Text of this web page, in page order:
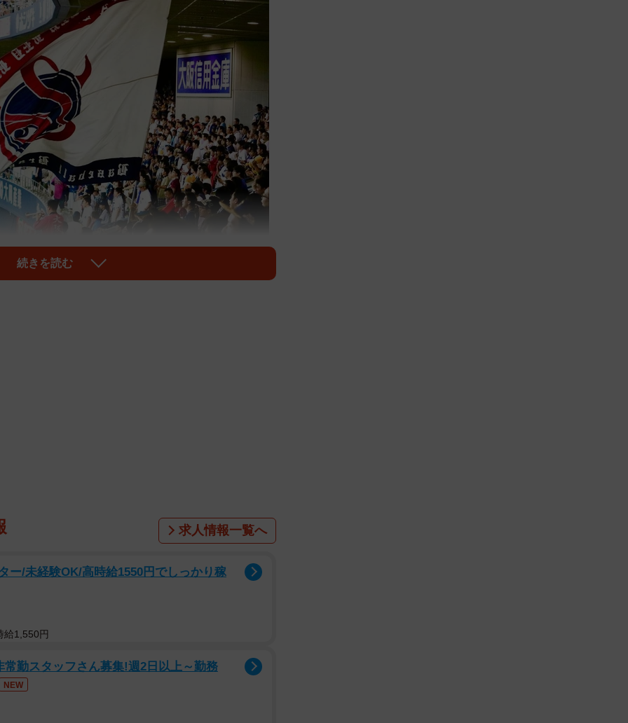
結びは強烈な印象を残す。メロディーに合わせて繰
。「通常 ver.」と「得点圏 ver.」の２種類がある
を推す声が目立った。
しろ
続きを読む
求人情報一覧へ
ー/未経験OK/高時給1550円でしっかり稼
給1,550円
勤スタッフさん募集!週2日以上～勤務
NEW